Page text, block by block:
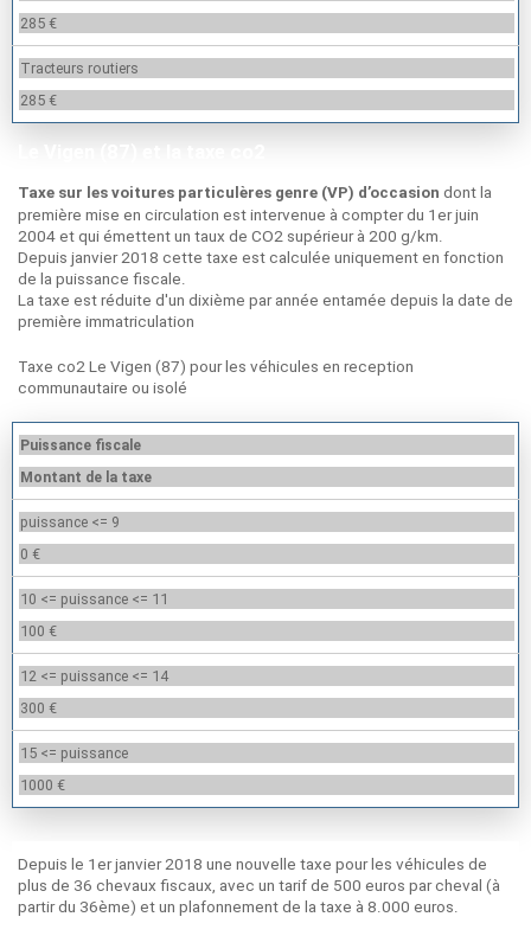
285 €
Tracteurs routiers
285 €
Taxe sur les voitures particulères genre (VP) d’occasion dont la
première mise en circulation est intervenue à compter du 1er juin
2004 et qui émettent un taux de CO2 supérieur à 200 g/km.
Depuis janvier 2018 cette taxe est calculée uniquement en fonction
de la puissance fiscale.
La taxe est réduite d'un dixième par année entamée depuis la date de
première immatriculation
Taxe co2 Le Vigen (87) pour les véhicules en reception
communautaire ou isolé
Puissance fiscale
Montant de la taxe
puissance <= 9
0 €
10 <= puissance <= 11
100 €
12 <= puissance <= 14
300 €
15 <= puissance
1000 €
Depuis le 1er janvier 2018 une nouvelle taxe pour les véhicules de
plus de 36 chevaux fiscaux, avec un tarif de 500 euros par cheval (à
partir du 36ème) et un plafonnement de la taxe à 8.000 euros.